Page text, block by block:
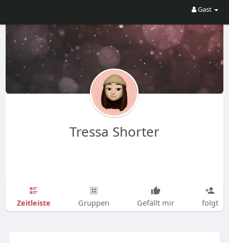
Gast
Tressa Shorter
Zeitleiste Gruppen Gefällt mir folgt